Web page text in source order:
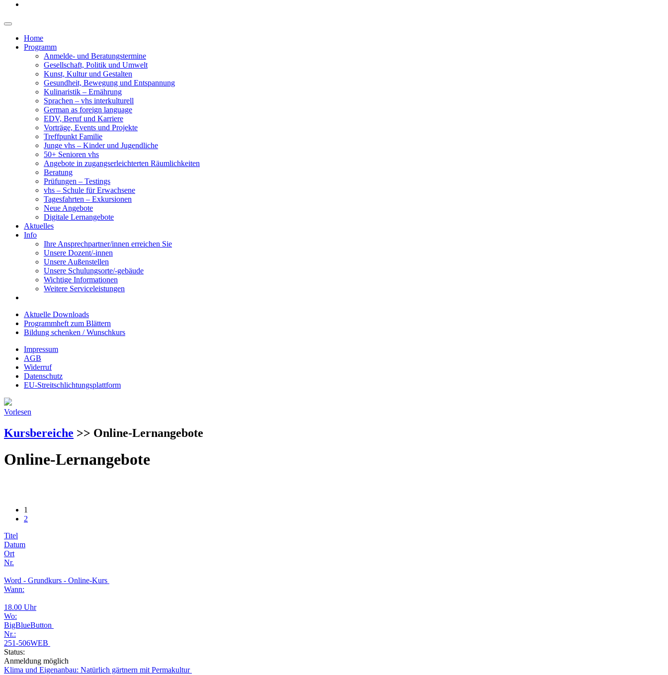
Home
Programm
Anmelde- und Beratungstermine
Gesellschaft, Politik und Umwelt
Kunst, Kultur und Gestalten
Gesundheit, Bewegung und Entspannung
Kulinaristik – Ernährung
Sprachen – vhs interkulturell
German as foreign language
EDV, Beruf und Karriere
Vorträge, Events und Projekte
Treffpunkt Familie
Junge vhs – Kinder und Jugendliche
50+ Senioren vhs
Angebote in zugangserleichterten Räumlichkeiten
Beratung
Prüfungen – Testings
vhs – Schule für Erwachsene
Tagesfahrten – Exkursionen
Neue Angebote
Digitale Lernangebote
Aktuelles
Info
Ihre Ansprechpartner/innen erreichen Sie
Unsere Dozent/-innen
Unsere Außenstellen
Unsere Schulungsorte/-gebäude
Wichtige Informationen
Weitere Serviceleistungen
Aktuelle Downloads
Programmheft zum Blättern
Bildung schenken / Wunschkurs
Impressum
AGB
Widerruf
Datenschutz
EU-Streitschlichtungsplattform
Vorlesen
Kursbereiche >> Online-Lernangebote
Online-Lernangebote
1
2
Titel
Datum
Ort
Nr.
Word - Grundkurs - Online-Kurs
Wann:
18.00 Uhr
Wo:
BigBlueButton
Nr.:
251-506WEB
Status:
Anmeldung möglich
Klima und Eigenanbau: Natürlich gärtnern mit Permakultur